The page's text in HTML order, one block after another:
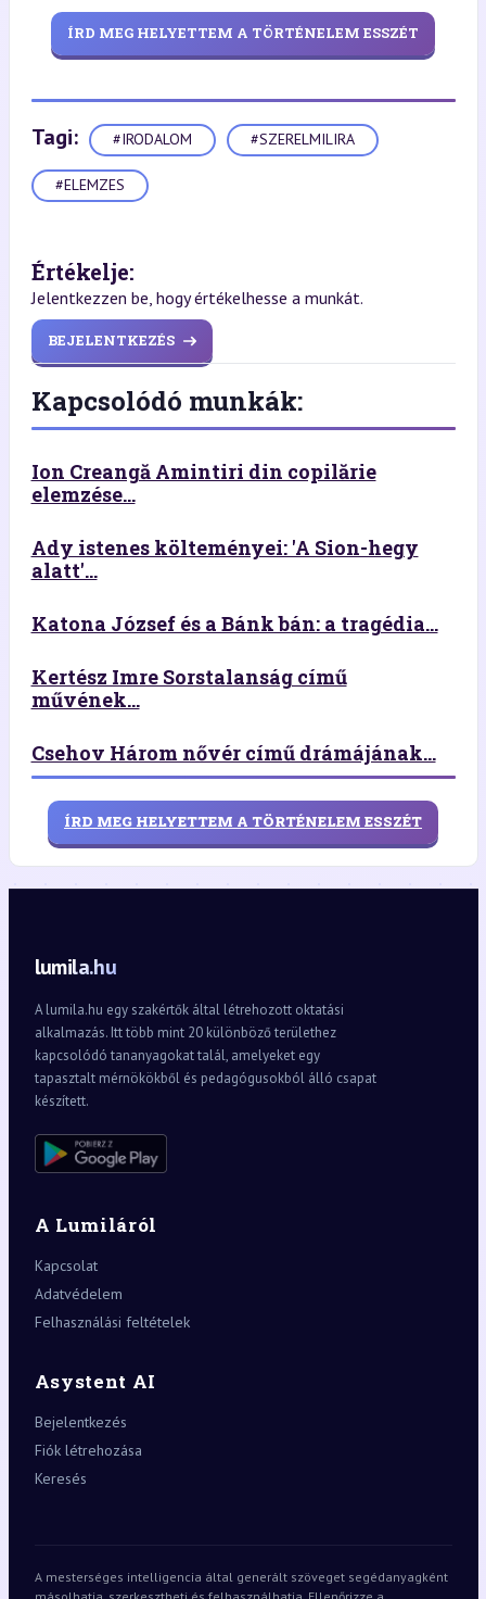
ÍRD MEG HELYETTEM A TÖRTÉNELEM ESSZÉT
Tagi: #IRODALOM #SZERELMILIRA
#ELEMZES
Értékelje:
Jelentkezzen be, hogy értékelhesse a munkát.
BEJELENTKEZÉS
Kapcsolódó munkák:
Ion Creangă Amintiri din copilărie
elemzése...
Ady istenes költeményei: 'A Sion-hegy
alatt'...
Katona József és a Bánk bán: a tragédia...
Kertész Imre Sorstalanság című
művének...
Csehov Három nővér című drámájának...
ÍRD MEG HELYETTEM A TÖRTÉNELEM ESSZÉT
lumila.hu
A lumila.hu egy szakértők által létrehozott oktatási
alkalmazás. Itt több mint 20 különböző területhez
kapcsolódó tananyagokat talál, amelyeket egy
tapasztalt mérnökökből és pedagógusokból álló csapat
készített.
A Lumiláról
Kapcsolat
Adatvédelem
Felhasználási feltételek
Asystent AI
Bejelentkezés
Fiók létrehozása
Keresés
A mesterséges intelligencia által generált szöveget segédanyagként